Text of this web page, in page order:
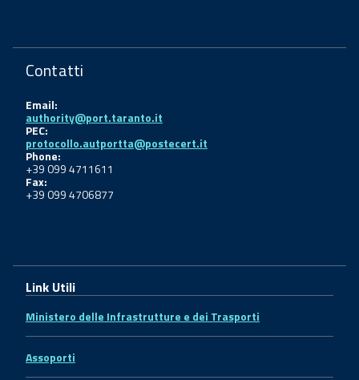
Contatti
Email:
authority@port.taranto.it
PEC:
protocollo.autportta@postecert.it
Phone:
+39 099 4711611
Fax:
+39 099 4706877
Link Utili
Ministero delle Infrastrutture e dei Trasporti
Assoporti